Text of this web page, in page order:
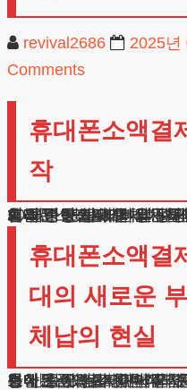
revival2686 2025년
Comments
휴대폰소액결
작
2024년 현재, 모바일 결제 문제로 어려움을 겪는 분들이 급증하고 있습니다. 저희 법무법인은 매년 수백 건의 채무 조정 사건을 성공적으로 해결해왔습니다. 특히 휴대폰소액결제미납 관련 사건을 전담하며 축적한 경험을 바탕으로, 의뢰인들에게 최적의 해결책을 제시해드리고 있습니다.
오늘은 통신사 연체 문제 해결을 위한 세 가지 방안
휴대폰소액결
대의 새로운
체납의 현실
스마트폰으로 간편하게 물건을 구매하고 서비스를 이용할 수 있는 시대가 되었
휴대폰소액결제미납문제는 단순한 연체를 넘어 심각한 신용
통신요금 체납이 누적되면서 발생하는 불이익은 생각보다 훨씬 심각합니다.